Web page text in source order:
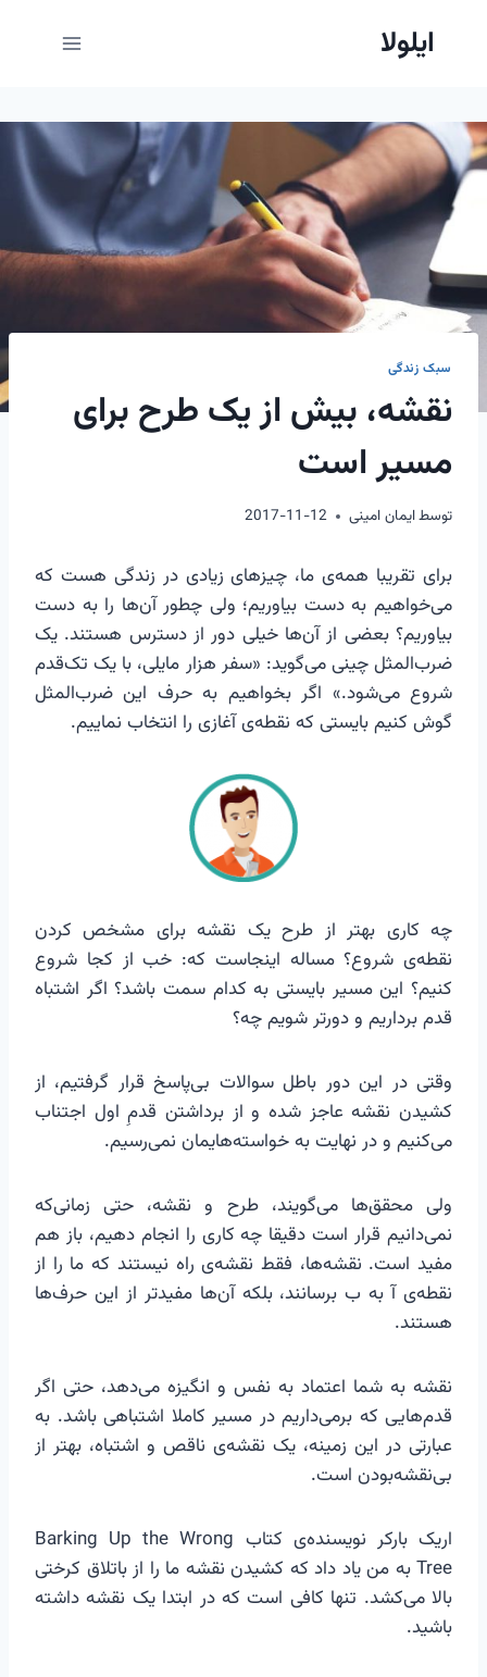
ایلولا
سبک زندگی
نقشه، بیش از یک طرح برای
مسیر است
توسطایمان امینی 2017-11-12
برای تقریبا همه‌ی ما، چیزهای زیادی در زندگی هست که
می‌خواهیم به دست بیاوریم؛ ولی چطور آن‌ها را به دست
بیاوریم؟ بعضی از آن‌ها خیلی دور از دسترس هستند. یک
ضرب‌المثل چینی می‌گوید: «سفر هزار مایلی، با یک تک‌قدم
شروع می‌شود.» اگر بخواهیم به حرف این ضرب‌المثل
گوش کنیم بایستی که نقطه‌ی آغازی را انتخاب نماییم.
چه کاری بهتر از طرح یک نقشه برای مشخص کردن
نقطه‌ی شروع؟ مساله اینجاست که: خب از کجا شروع
کنیم؟ این مسیر بایستی به کدام سمت باشد؟ اگر اشتباه
قدم برداریم و دورتر شویم چه؟
وقتی در این دور باطل سوالات بی‌پاسخ قرار گرفتیم، از
کشیدن نقشه عاجز شده و از برداشتن قدمِ اول اجتناب
می‌کنیم و در نهایت به خواسته‌هایمان نمی‌رسیم.
ولی محقق‌ها می‌گویند، طرح و نقشه، حتی زمانی‌که
نمی‌دانیم قرار است دقیقا چه کاری را انجام دهیم، باز هم
مفید است. نقشه‌ها، فقط نقشه‌ی راه نیستند که ما را از
نقطه‌ی آ به ب برسانند، بلکه آن‌ها مفیدتر از این حرف‌ها
هستند.
نقشه به شما اعتماد به نفس و انگیزه می‌دهد، حتی اگر
قدم‌هایی که برمی‌داریم در مسیر کاملا اشتباهی باشد. به
عبارتی در این زمینه، یک نقشه‌ی ناقص و اشتباه، بهتر از
بی‌نقشه‌بودن است.
اریک بارکر نویسنده‌ی کتاب Barking Up the Wrong
Tree به من یاد داد که کشیدن نقشه ما را از باتلاق کرختی
بالا می‌کشد. تنها کافی است که در ابتدا یک نقشه داشته
باشید.